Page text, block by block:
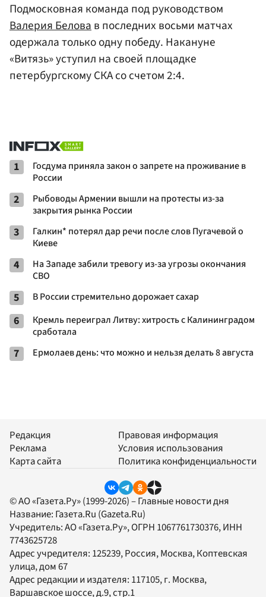
Подмосковная команда под руководством
Валерия Беловав последних восьми матчах
одержала только одну победу. Накануне
«Витязь» уступил на своей площадке
петербургскому СКА со счетом 2:4.
1
Госдума приняла закон о запрете на проживание в
России
2
Рыбоводы Армении вышли на протесты из-за
закрытия рынка России
3
Галкин* потерял дар речи после слов Пугачевой о
Киеве
4
На Западе забили тревогу из-за угрозы окончания
СВО
5 В России стремительно дорожает сахар
6
Кремль переиграл Литву: хитрость с Калининградом
сработала
7 Ермолаев день: что можно и нельзя делать 8 августа
Редакция
Реклама
Карта сайта
Правовая информация
Условия использования
Политика конфиденциальности
© АО «Газета.Ру» (1999-2026) – Главные новости дня
Название: Газета.Ru (Gazeta.Ru)
Учредитель:АО «Газета.Ру», ОГРН 1067761730376, ИНН
7743625728
Адрес учредителя: 125239, Россия, Москва, Коптевская
улица, дом 67
Адрес редакции и издателя: 117105, г. Москва,
Варшавское шоссе, д.9, стр.1